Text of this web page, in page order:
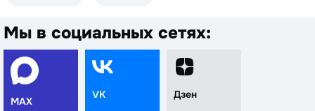
Мы в социальных сетях:
MAX
VK Дзен